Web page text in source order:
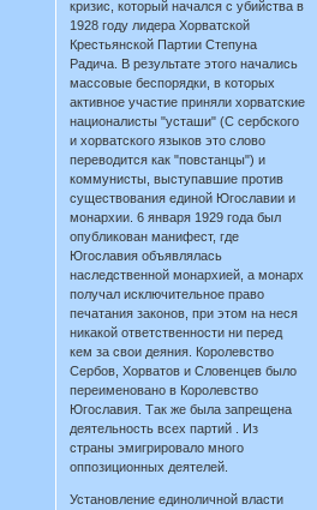
кризис, который начался с убийства в
1928 году лидера Хорватской
Крестьянской Партии Степуна
Радича. В результате этого начались
массовые беспорядки, в которых
активное участие приняли хорватские
националисты "усташи" (С сербского
и хорватского языков это слово
переводится как "повстанцы") и
коммунисты, выступавшие против
существования единой Югославии и
монархии. 6 января 1929 года был
опубликован манифест, где
Югославия объявлялась
наследственной монархией, а монарх
получал исключительное право
печатания законов, при этом на неся
никакой ответственности ни перед
кем за свои деяния. Королевство
Сербов, Хорватов и Словенцев было
переименовано в Королевство
Югославия. Так же была запрещена
деятельность всех партий . Из
страны эмигрировало много
оппозиционных деятелей.
Установление единоличной власти